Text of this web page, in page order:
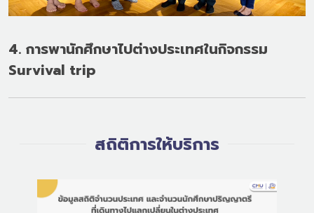
4. การพานักศึกษาไปต่างประเทศในกิจกรรม
Survival trip
สถิติการให้บริการ